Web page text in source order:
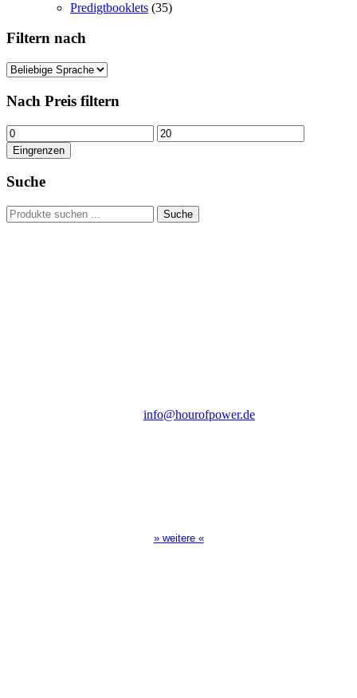
Predigtbooklets (35)
Filtern nach
Nach Preis filtern
Min.
Preis
Max.
Preis
Eingrenzen
Suche
Suchen
nach:
Suche
info@hourofpower.de
» weitere «